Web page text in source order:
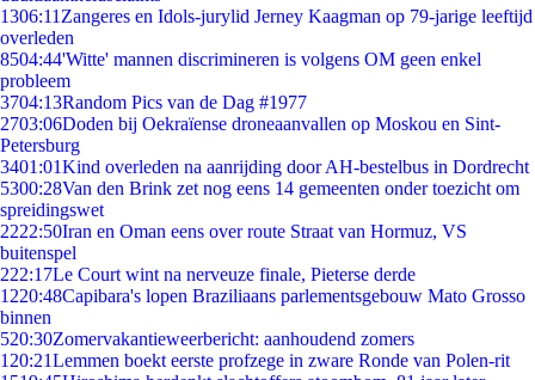
1306:11 Zangeres en Idols-jurylid Jerney Kaagman op 79-jarige leeftijd
overleden
8504:44'Witte' mannen discrimineren is volgens OM geen enkel
probleem
3704:13Random Pics van de Dag #1977
2703:06Doden bij Oekraïense droneaanvallen op Moskou en Sint-
Petersburg
3401:01Kind overleden na aanrijding door AH-bestelbus in Dordrecht
5300:28Van den Brink zet nog eens 14 gemeenten onder toezicht om
spreidingswet
2222:50Iran en Oman eens over route Straat van Hormuz, VS
buitenspel
222:17Le Court wint na nerveuze finale, Pieterse derde
1220:48Capibara's lopen Braziliaans parlementsgebouw Mato Grosso
binnen
520:30Zomervakantieweerbericht: aanhoudend zomers
1 20:21Lemmen boekt eerste profzege in zware Ronde van Polen-rit